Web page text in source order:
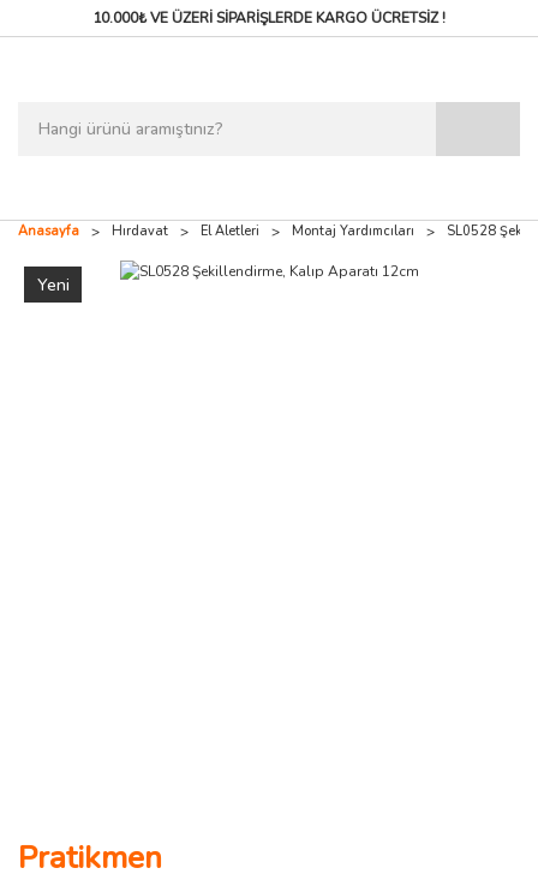
10.000₺ VE ÜZERİ SİPARİŞLERDEKARGO ÜCRETSİZ !
Anasayfa Hırdavat El Aletleri Montaj Yardımcıları SL0528
Yeni
Pratikmen